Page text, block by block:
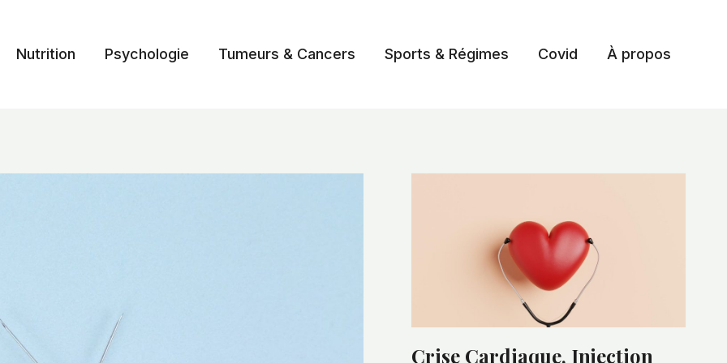
Nutrition Psychologie Tumeurs & Cancers Sports & Régimes Covid À propos
Crise Cardiaque, Injection